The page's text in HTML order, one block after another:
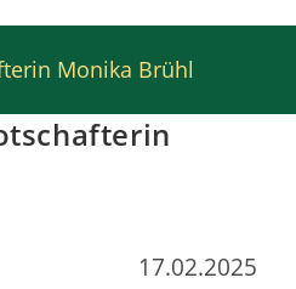
Monika Brühl
17.02.2025